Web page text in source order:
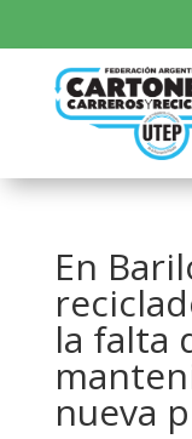
En
la falta
nueva